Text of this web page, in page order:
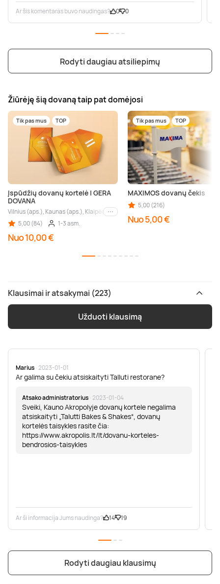
Ar šis komentaras buvo naudingas? 0 0
Rodyti daugiau atsiliepimų
Žiūrėję šią dovaną taip pat domėjosi
Tik pas mus TOP
Įspūdžių dovanų kortelė | GERA
DOVANA
Vilnius (aps.), Kaunas (aps.), Klaipėda (aps.), Palanga (aps.), Nida (aps.),
Kiti miestai
5,00 (84)
1-3 asm.
Nuo 10,00 €
Tik pas mus TOP
MAXIMOS dovanų čekis
5,00 (216)
Nuo 5,00 €
Klausimai ir atsakymai (223)
Užduoti klausimą
Marius · 2023-01-01
Ar galima su čekiu atsiskaityti Talluti restorane?
Atsako administratorius · 2023-01-04
Sveiki, Kauno Akropolyje dovanų kortele negalima
atsiskaityti „Talutti Bakes & Shakes“, dovanų
kortelės taisykles rasite čia:
https://www.akropolis.lt/lt/dovanu-korteles-
bendrosios-taisykles
Ar ši informacija Jums naudinga? 14 19
Rodyti daugiau klausimų